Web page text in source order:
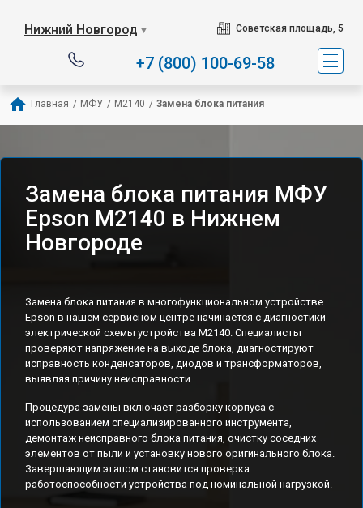
Нижний Новгород ▼ Советская площадь, 5
+7 (800) 100-69-58
Главная / МФУ / M2140 / Замена блока питания
Замена блока питания МФУ
Epson M2140 в Нижнем
Новгороде
Замена блока питания в многофункциональном устройстве
Epson в нашем сервисном центре начинается с диагностики
электрической схемы устройства M2140. Специалисты
проверяют напряжение на выходе блока, диагностируют
исправность конденсаторов, диодов и трансформаторов,
выявляя причину неисправности.
Процедура замены включает разборку корпуса с
использованием специализированного инструмента,
демонтаж неисправного блока питания, очистку соседних
элементов от пыли и установку нового оригинального блока.
Завершающим этапом становится проверка
работоспособности устройства под номинальной нагрузкой.